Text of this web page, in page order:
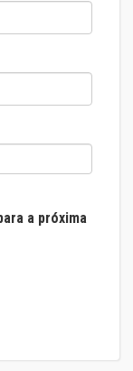
a próxima